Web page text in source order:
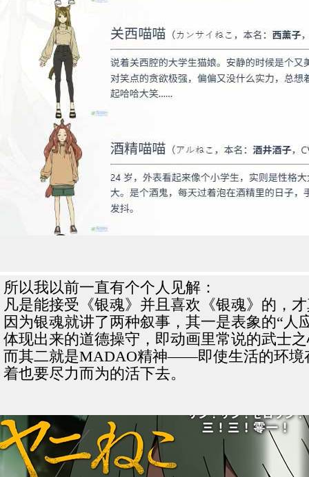
所以我以前一直有个个人见解：
凡是能接受《银魂》并且喜欢《银魂》的，
因为银魂就讲了两种叙事，其一是表象的“
体现出来的道德操守，即动画里常说的武士
而其二就是MADAO精神——即使生活的环境
着也要尽力而为的活下去。